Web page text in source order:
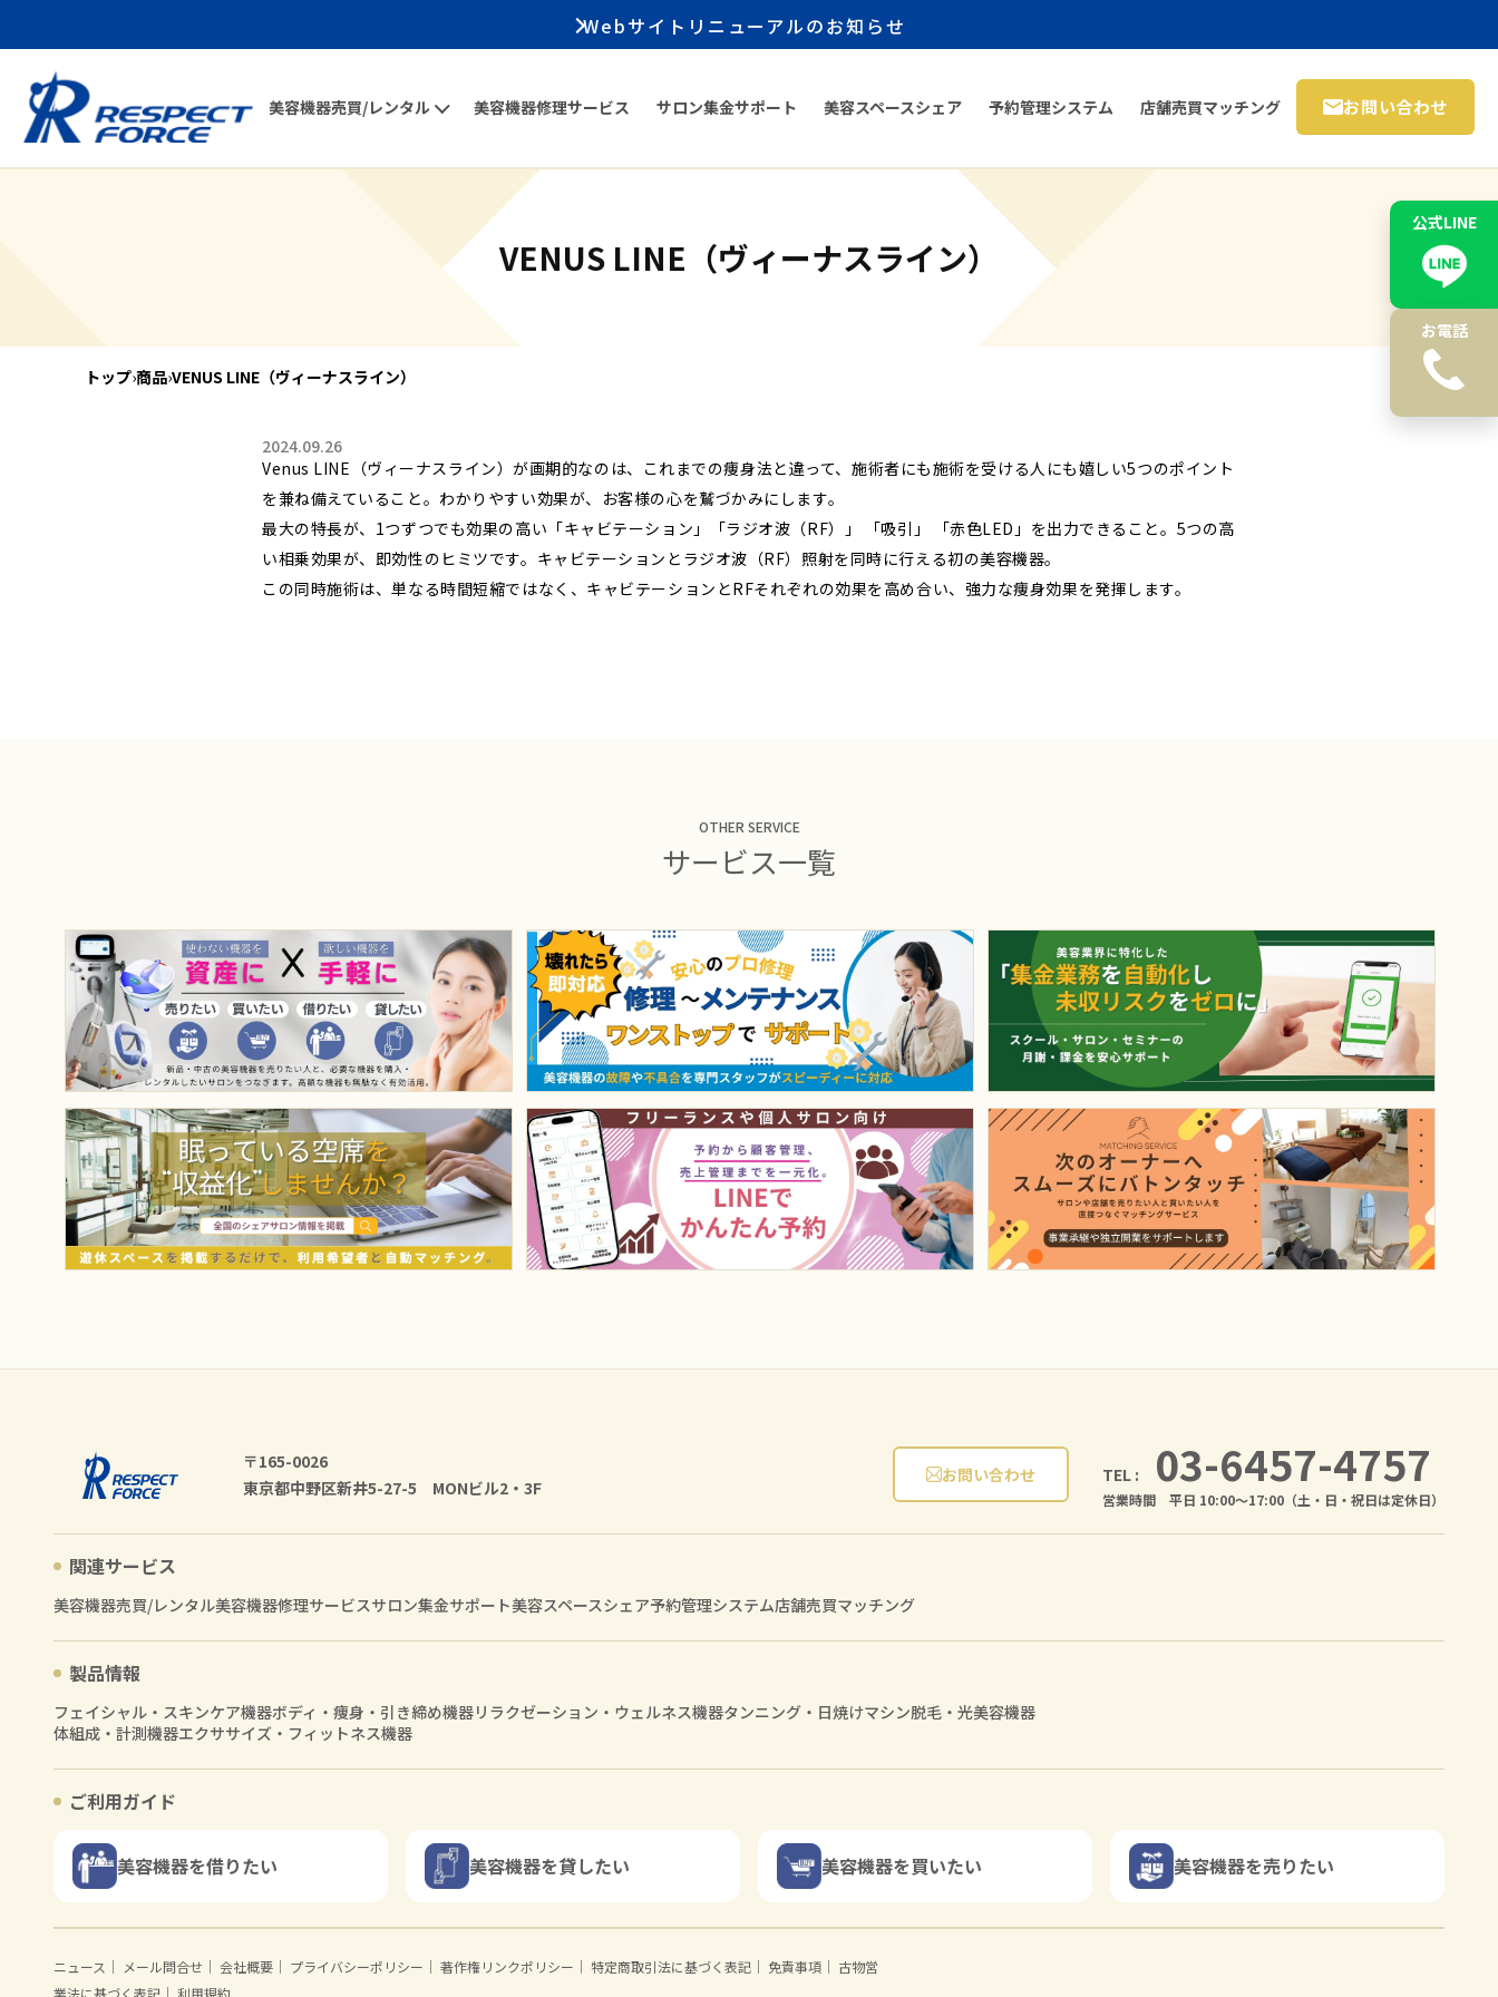
Webサイトリニューアルのお知らせ
美容機器売買/レンタル 美容機器修理サービス サロン集金サポート 美容スペースシェア 予約管理システム 店舗売買マッチング お問い合わせ
公式LINE
お電話
VENUS LINE（ヴィーナスライン）
トップ›商品›VENUS LINE（ヴィーナスライン）
2024.09.26
Venus LINE（ヴィーナスライン）が画期的なのは、これまでの痩身法と違って、施術者にも施術を受ける人にも嬉しい5つのポイント
を兼ね備えていること。わかりやすい効果が、お客様の心を鷲づかみにします。
最大の特長が、1つずつでも効果の高い「キャビテーション」「ラジオ波（RF）」 「吸引」 「赤色LED」を出力できること。5つの高
い相乗効果が、即効性のヒミツです。キャビテーションとラジオ波（RF）照射を同時に行える初の美容機器。
この同時施術は、単なる時間短縮ではなく、キャビテーションとRFそれぞれの効果を高め合い、強力な痩身効果を発揮します。
OTHER SERVICE
サービス一覧
〒165-0026
東京都中野区新井5-27-5 MONビル2・3F
お問い合わせ TEL : 03-6457-4757
営業時間 平日 10:00〜17:00（土・日・祝日は定休日）
関連サービス
美容機器売買/レンタル美容機器修理サービスサロン集金サポート美容スペースシェア予約管理システム店舗売買マッチング
製品情報
フェイシャル・スキンケア機器ボディ・痩身・引き締め機器リラクゼーション・ウェルネス機器タンニング・日焼けマシン脱毛・光美容機器
体組成・計測機器エクササイズ・フィットネス機器
ご利用ガイド
美容機器を借りたい 美容機器を貸したい 美容機器を買いたい 美容機器を売りたい
ニュース ｜ メール問合せ ｜ 会社概要 ｜ プライバシーポリシー ｜ 著作権リンクポリシー ｜ 特定商取引法に基づく表記 ｜ 免責事項 ｜ 古物営
業法に基づく表記 ｜ 利用規約